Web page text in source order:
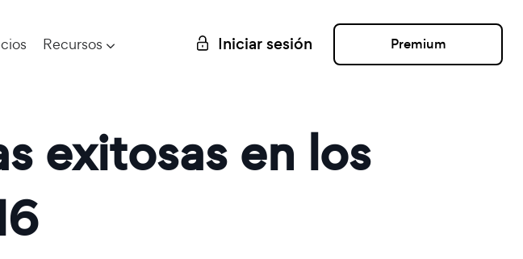
Recursos Iniciar sesión Premium
exitosas en los